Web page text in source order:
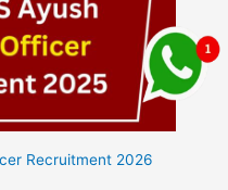
Recruitment 2026